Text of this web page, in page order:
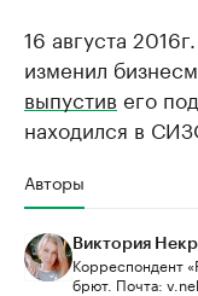
16 августа
изменил
выпустив его
находился в
Авторы
Виктория
Корреспондент
брют. Почта: